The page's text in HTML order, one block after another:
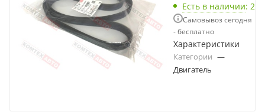
Есть в наличии: 2
Самовывоз сегодня
- бесплатно
Характеристики
Категории —
Двигатель